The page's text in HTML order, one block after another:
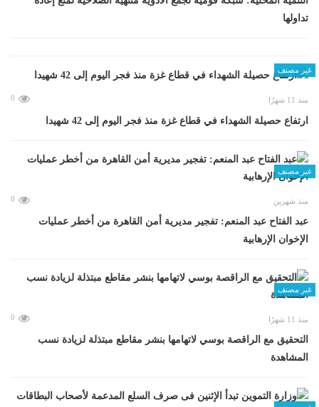
تداولها
غير مصنف
منذ 11 شهرًا 0
ارتفاع حصيلة الشهداء في قطاع غزة منذ فجر اليوم إلى 42 شهيدا
غير مصنف
منذ شهرين 0
عبد الفتاح عبد المنعم: تفجير مديرية أمن القاهرة من أخطر عمليات
الإخوان الإرهابية
غير مصنف
منذ 11 شهرًا 0
التحقيق مع الراقصة بوسي لاتهامها بنشر مقاطع مبتذلة لزيادة نسب
المشاهدة